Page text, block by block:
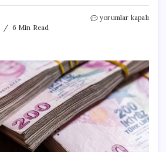
6 Min Read
Haziranda
banka
ne
kadar
veriyor?
İşte
yüksek
emekli
promosyonu
yorumlar kapalı